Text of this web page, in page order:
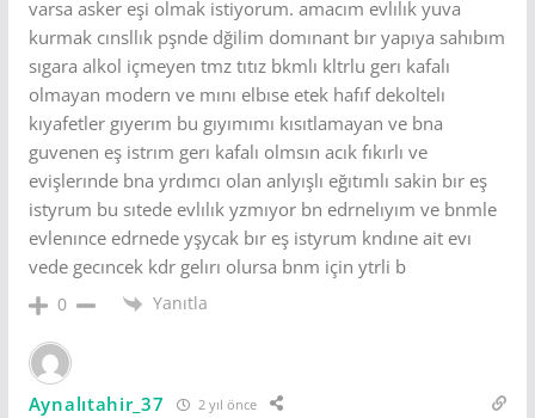
varsa asker eşi olmak istiyorum. amacım evlılık yuva
kurmak cınsllık pşnde dğilim domınant bır yapıya sahıbım
sıgara alkol içmeyen tmz tıtız bkmlı kltrlu gerı kafalı
olmayan modern ve mını elbıse etek hafıf dekoltelı
kıyafetler gıyerım bu gıyımımı kısıtlamayan ve bna
guvenen eş istrım gerı kafalı olmsın acık fıkırlı ve
evişlerınde bna yrdımcı olan anlyışlı eğıtımlı sakin bır eş
istyrum bu sıtede evlılık yzmıyor bn edrnelıyım ve bnmle
evlenınce edrnede yşycak bır eş istyrum kndıne ait evı
vede gecıncek kdr gelırı olursa bnm için ytrli b
0 Yanıtla
Aynalıtahir_37 2 yıl önce